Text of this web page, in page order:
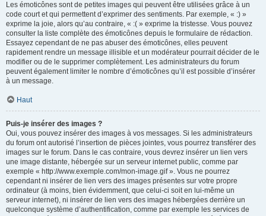
Les émoticônes sont de petites images qui peuvent être utilisées grâce à un
code court et qui permettent d’exprimer des sentiments. Par exemple, « :) »
exprime la joie, alors qu’au contraire, « :( » exprime la tristesse. Vous pouvez
consulter la liste complète des émoticônes depuis le formulaire de rédaction.
Essayez cependant de ne pas abuser des émoticônes, elles peuvent
rapidement rendre un message illisible et un modérateur pourrait décider de le
modifier ou de le supprimer complètement. Les administrateurs du forum
peuvent également limiter le nombre d’émoticônes qu’il est possible d’insérer
à un message.
Haut
Puis-je insérer des images ?
Oui, vous pouvez insérer des images à vos messages. Si les administrateurs
du forum ont autorisé l’insertion de pièces jointes, vous pourrez transférer des
images sur le forum. Dans le cas contraire, vous devrez insérer un lien vers
une image distante, hébergée sur un serveur internet public, comme par
exemple « http://www.exemple.com/mon-image.gif ». Vous ne pourrez
cependant ni insérer de lien vers des images présentes sur votre propre
ordinateur (à moins, bien évidemment, que celui-ci soit en lui-même un
serveur internet), ni insérer de lien vers des images hébergées derrière un
quelconque système d’authentification, comme par exemple les services de